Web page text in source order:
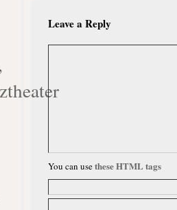
Leave a Reply
You can usethese HTML tags